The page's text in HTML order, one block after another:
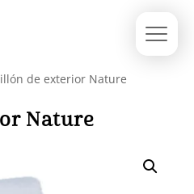
de exterior Nature
Nature